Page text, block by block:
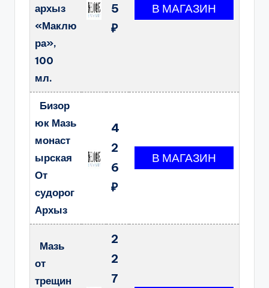
архыз
«Маклю
ра»,
100
мл.
5
₽
Бизор
юк Мазь
монаст
ырская
От
судорог
Архыз
4
2
6
₽
Мазь
от
трещин
2
2
7